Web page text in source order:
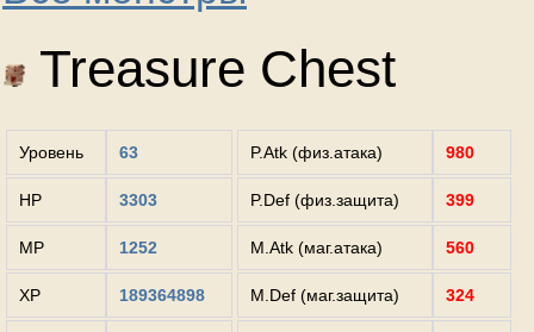
Treasure Chest
Уровень 63
HP 3303
MP 1252
XP 189364898
P.Atk (физ.атака) 980
P.Def (физ.защита) 399
M.Atk (маг.атака) 560
M.Def (маг.защита) 324